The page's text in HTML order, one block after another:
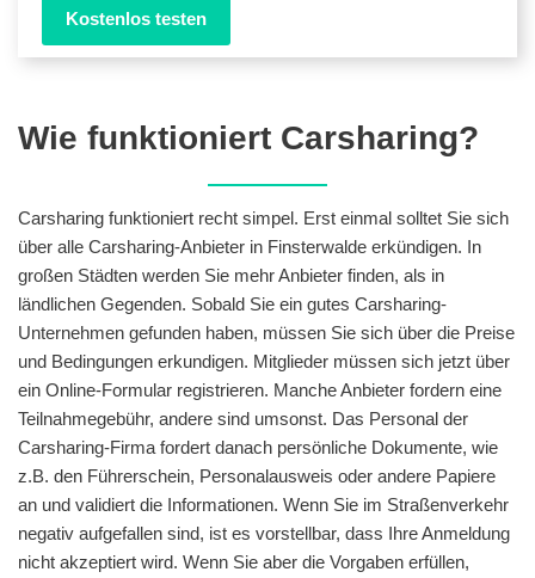
Kostenlos testen
Wie funktioniert Carsharing?
Carsharing funktioniert recht simpel. Erst einmal solltet Sie sich
über alle Carsharing-Anbieter in Finsterwalde erkündigen. In
großen Städten werden Sie mehr Anbieter finden, als in
ländlichen Gegenden. Sobald Sie ein gutes Carsharing-
Unternehmen gefunden haben, müssen Sie sich über die Preise
und Bedingungen erkundigen. Mitglieder müssen sich jetzt über
ein Online-Formular registrieren. Manche Anbieter fordern eine
Teilnahmegebühr, andere sind umsonst. Das Personal der
Carsharing-Firma fordert danach persönliche Dokumente, wie
z.B. den Führerschein, Personalausweis oder andere Papiere
an und validiert die Informationen. Wenn Sie im Straßenverkehr
negativ aufgefallen sind, ist es vorstellbar, dass Ihre Anmeldung
nicht akzeptiert wird. Wenn Sie aber die Vorgaben erfüllen,